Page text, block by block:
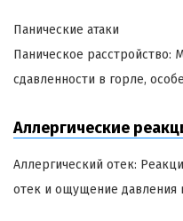
Панические атаки
Паническое
сдавленности в горле,
Аллергические
Аллергический отек:
отек и ощущение давления